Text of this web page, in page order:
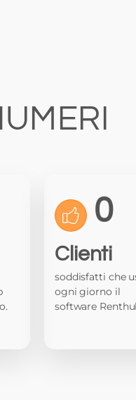
0
Clienti
soddisfatti che
ogni giorno il
software